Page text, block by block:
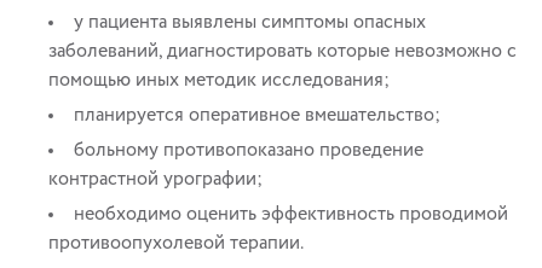
у пациента выявлены симптомы опасных
заболеваний, диагностировать которые невозможно с
помощью иных методик исследования;
планируется оперативное вмешательство;
больному противопоказано проведение
контрастной урографии;
необходимо оценить эффективность проводимой
противоопухолевой терапии.